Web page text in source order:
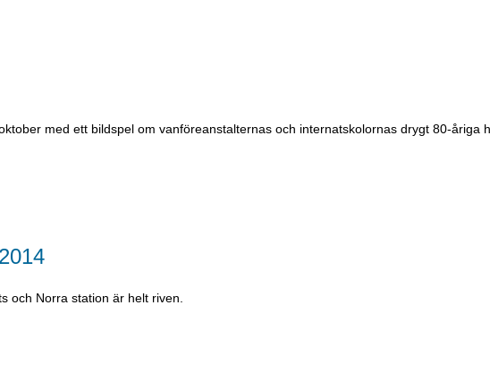
med ett bildspel om vanföreanstalternas och internatskolornas drygt 80-åriga
och Norra station är helt riven.